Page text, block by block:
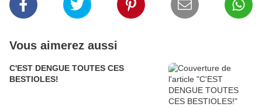
Vous aimerez aussi
C'EST DENGUE TOUTES CES
BESTIOLES!